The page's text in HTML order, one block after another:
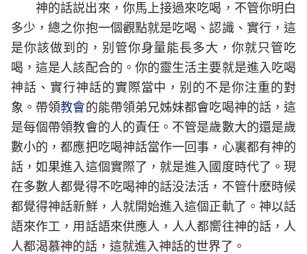
神的話説出來，你馬上接過來吃喝，不管你明白
多少，總之你抱一個觀點就是吃喝、認識、實行，這
是你該做到的，别管你身量能長多大，你就只管吃
喝，這是人該配合的。你的靈生活主要就是進入吃喝
神話、實行神話的實際當中，别的不是你注重的對
象。帶領教會的能帶領弟兄姊妹都會吃喝神的話，這
是每個帶領教會的人的責任。不管是歲數大的還是歲
數小的，都應把吃喝神話當作一回事，心裏都有神的
話，如果進入這個實際了，就是進入國度時代了。現
在多數人都覺得不吃喝神的話没法活，不管什麽時候
都覺得神話新鮮，人就開始進入這個正軌了。神以話
語來作工，用話語來供應人，人人都嚮往神的話，人
人都渴慕神的話，這就進入神話的世界了。